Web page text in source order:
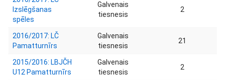
Izslēgšanas
spēles
Galvenais
tiesnesis
2
2016/2017: LČ
Pamatturnīrs
Galvenais
tiesnesis
21
2015/2016: LBJČH
U12 Pamatturnīrs
Galvenais
tiesnesis
2